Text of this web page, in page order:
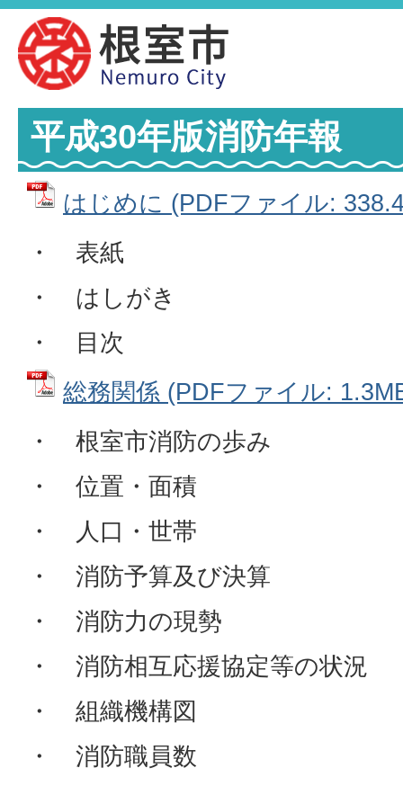
平成30年版消防年報
はじめに (PDFファイル:
・ 表紙
・ はしがき
・ 目次
総務関係 (PDFファイル:
・ 根室市消防の歩み
・ 位置・面積
・ 人口・世帯
・ 消防予算及び決算
・ 消防力の現勢
・ 消防相互応援協定等の状況
・ 組織機構図
・ 消防職員数